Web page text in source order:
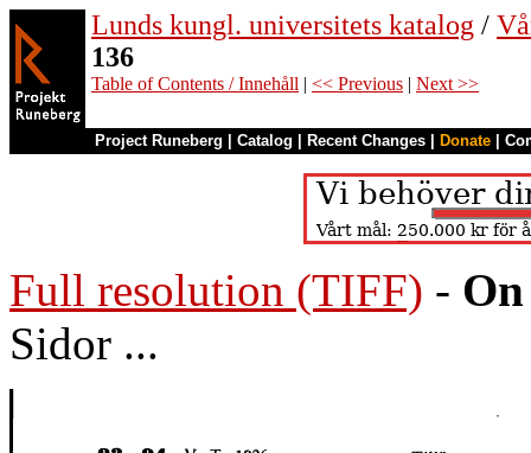
Lunds kungl. universitets katalog /
136
Table of Contents / Innehåll | << Previous | Next >>
Project Runeberg Catalog Recent Changes Donate
Full resolution (TIFF) -
Sidor ...